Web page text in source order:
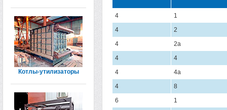
4
1
4
2
4
2а
4
4
4
4а
4
8
6
1
Котлы-утилизаторы